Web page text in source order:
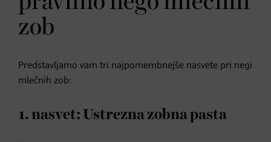
zob
Predstavljamo vam tri najpomembnejše nasvete pri negi
mlečnih zob:
1. nasvet: Ustrezna zobna pasta